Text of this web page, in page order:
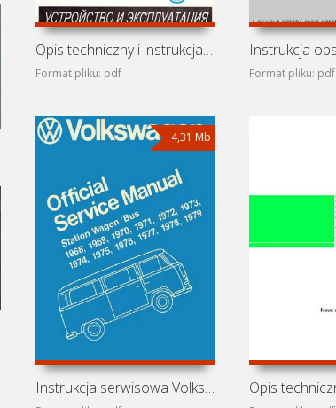
Opis techniczny i instrukcja obsługi samochodów UAZ-31512,
Format pliku: pdf Format pliku: pdf
4,31 Mb
Instrukcja serwisowa Volkswagen Transporter T2